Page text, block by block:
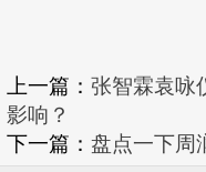
上一篇： 张智霖袁咏
影响？
下一篇： 盘点一下周